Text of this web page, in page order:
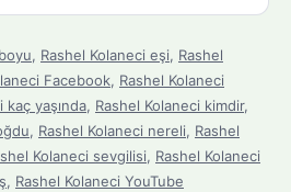
, Rashel Kolaneci eşi, Rashel
Facebook, Rashel Kolaneci
kaç yaşında, Rashel Kolaneci kimdir,
, Rashel Kolaneci nereli, Rashel
Kolaneci sevgilisi, Rashel Kolaneci
, Rashel Kolaneci YouTube